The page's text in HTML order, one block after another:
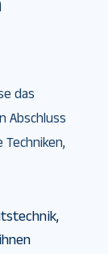
das
Abschluss